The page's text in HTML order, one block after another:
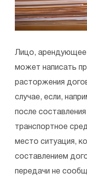
Лицо,
может написать
расторжения
случае, если,
после
транспортное
место ситуация,
составлением
передачи не